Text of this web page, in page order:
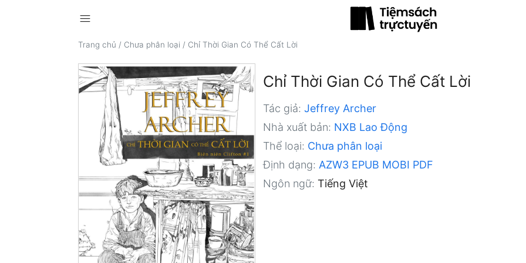
menu
Trang chủ / Chưa phân loại / Chỉ Thời Gian Có Thể Cất Lời
Chỉ Thời Gian Có Thể Cất Lời
Tác giả: Jeffrey Archer
Nhà xuất bản: NXB Lao Động
Thể loại: Chưa phân loại
Định dạng: AZW3 EPUB MOBI PDF
Ngôn ngữ: Tiếng Việt